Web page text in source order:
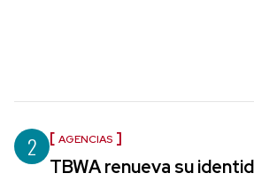
2 AGENCIAS
TBWA renueva su